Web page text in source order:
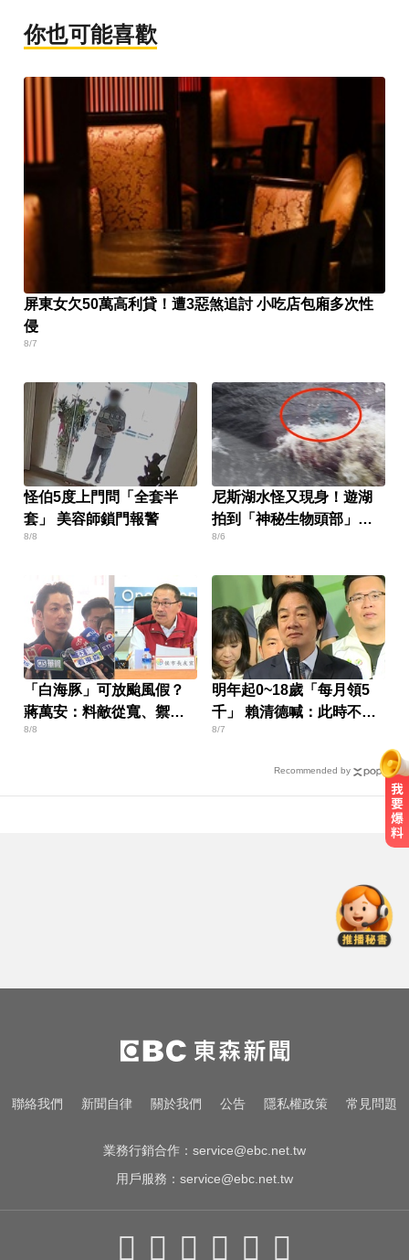
你也可能喜歡
屏東女欠50萬高利貸！遭3惡煞追討 小吃店包廂多次性
侵
8/7
怪伯5度上門問「全套半
套」 美容師鎖門報警
8/8
尼斯湖水怪又現身！遊湖
拍到「神秘生物頭部」官
方證實了
8/6
「白海豚」可放颱風假？
蔣萬安：料敵從寬、禦敵
從嚴
8/8
明年起0~18歲「每月領5
千」 賴清德喊：此時不生
待何時
8/7
Recommended by
汗驚見「巨大三角形」
台南死亡車禍！轎車遭大貨車壓
「扭曲變形」男駕駛受困亡
民進黨資深前輩辭世！前彰化市代
聯絡我們 新聞自律 關於我們 公告 隱私權政策 常見問題
業務行銷合作： service@ebc.net.tw
用戶服務： service@ebc.net.tw